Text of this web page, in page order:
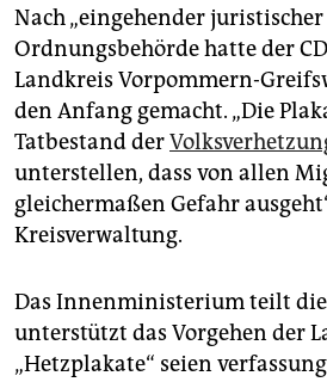
Nach „eingehender
Ordnungsbehörde hatte der
Landkreis Vorpommern-
den Anfang gemacht. „Die
Tatbestand der
unterstellen, dass von allen
gleichermaßen Gefahr
Kreisverwaltung.
Das Innenministerium teilt
unterstützt das Vorgehen der
„Hetzplakate“ seien